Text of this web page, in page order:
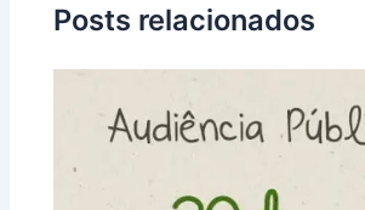
Posts relacionados